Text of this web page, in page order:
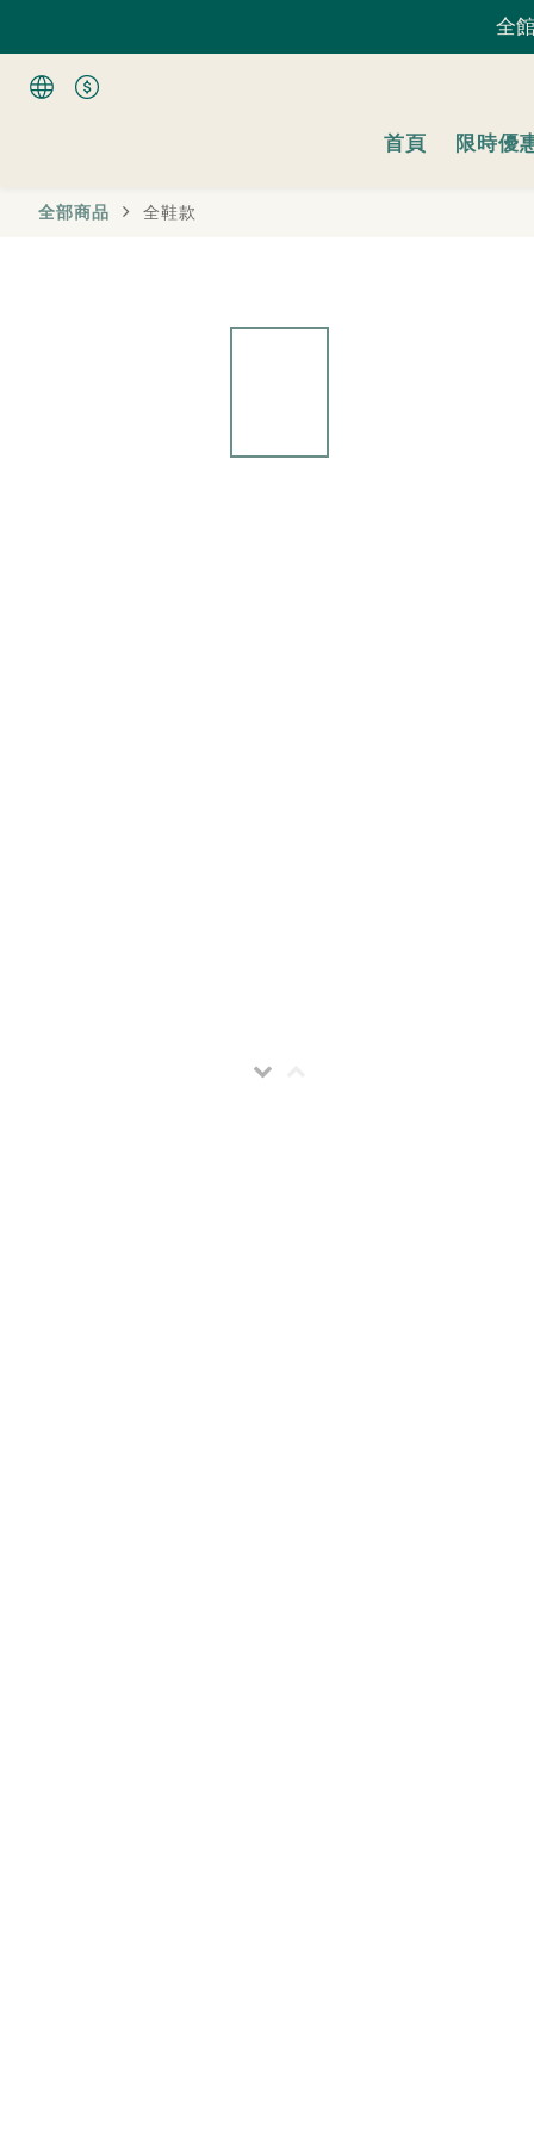
全
全
首頁 限時優
全部商品 全鞋款